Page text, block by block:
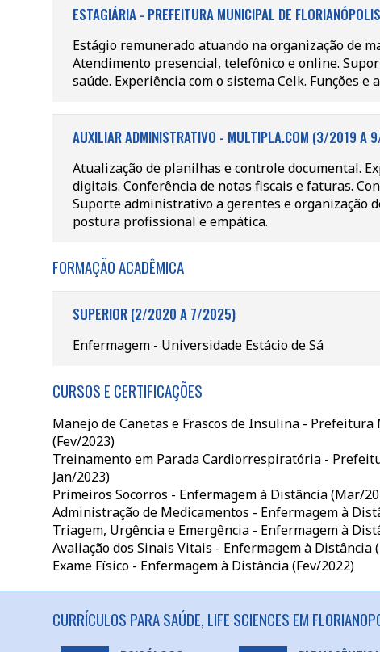
ESTAGIÁRIA - PREFEITURA MUNICIPAL DE
Estágio remunerado atuando na organização de
Atendimento presencial, telefônico e online.
saúde. Experiência com o sistema Celk. Funções e
AUXILIAR ADMINISTRATIVO - MULTIPLA.COM (3/2019 A
Atualização de planilhas e controle documental.
digitais. Conferência de notas fiscais e faturas.
Suporte administrativo a gerentes e organização
postura profissional e empática.
FORMAÇÃO ACADÊMICA
SUPERIOR (2/2020 A 7/2025)
Enfermagem - Universidade Estácio de Sá
CURSOS E CERTIFICAÇÕES
Manejo de Canetas e Frascos de Insulina -
(Fev/2023)
Treinamento em Parada Cardiorrespiratória -
Jan/2023)
Primeiros Socorros - Enfermagem à Distância (Mar/
Administração de Medicamentos - Enfermagem à
Triagem, Urgência e Emergência - Enfermagem à
Avaliação dos Sinais Vitais - Enfermagem à Distância
Exame Físico - Enfermagem à Distância (Fev/2022)
CURRÍCULOS PARA SAÚDE, LIFE SCIENCES EM